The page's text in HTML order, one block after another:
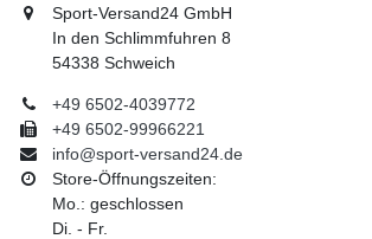
Sport-Versand24 GmbH
In den Schlimmfuhren 8
54338 Schweich
+49 6502-4039772
+49 6502-99966221
info@sport-versand24.de
Store-Öffnungszeiten:
Mo.: geschlossen
Di. - Fr.